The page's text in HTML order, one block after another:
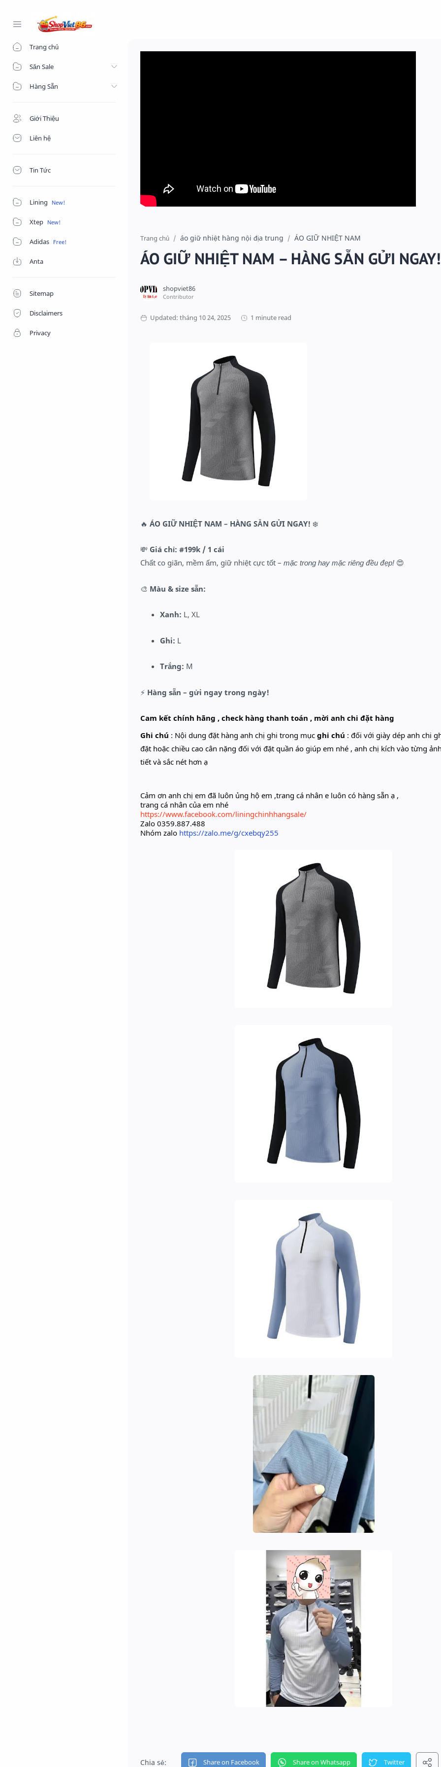
Trang chủ
Săn Sale
Hàng Sẵn
Giới Thiệu
Liên hệ
Tin Tức
Lining
Xtep
Adidas
Anta
Sitemap
Disclaimers
Privacy
Trang chủ áo giữ nhiệt hàng nội địa trung ÁO GIỮ NHIỆT NAM
ÁO GIỮ NHIỆT NAM – HÀNG SẴN GỬI NGAY!
1 minute read
🔥 ÁO GIỮ NHIỆT NAM – HÀNG SẴN GỬI NGAY! ❄️
💸 Giá chỉ: #199k / 1 cái
Chất co giãn, mềm ấm, giữ nhiệt cực tốt – mặc trong hay mặc riêng đều đẹp! 😍
🎨 Màu & size sẵn:
Xanh: L, XL
Ghi: L
Trắng: M
⚡ Hàng sẵn – gửi ngay trong ngày!
Cam kết chính hãng , check hàng thanh toán , mời anh chi đặt hàng
Ghi chú : Nội dung đặt hàng anh chị ghi trong mục ghi chú : đối với giày dép anh chi
đặt hoặc chiều cao cân nặng đối với đặt quần áo giúp em nhé , anh chị kích vào từng
tiết và sắc nét hơn ạ
Cảm ơn anh chị em đã luôn ủng hộ em ,trang cá nhân e luôn có hàng sẵn ạ ,
trang cá nhân của em nhé
https://www.facebook.com/liningchinhhangsale/
Zalo 0359.887.488
Nhóm zalo https://zalo.me/g/cxebqy255